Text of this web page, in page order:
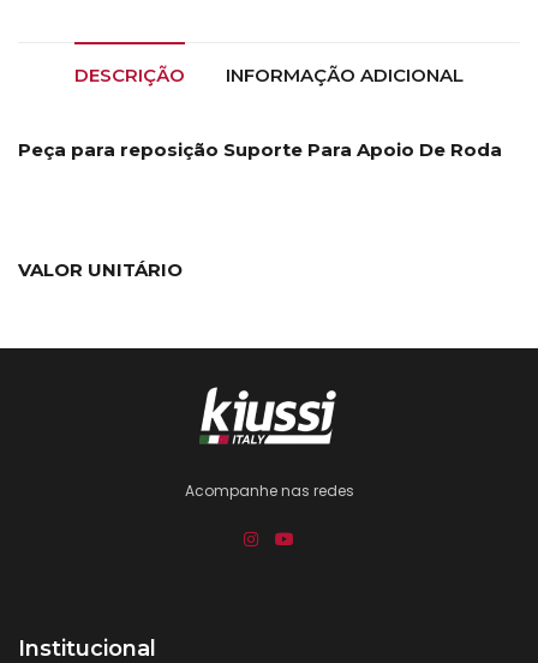
DESCRIÇÃO INFORMAÇÃO ADICIONAL
Peça para reposição Suporte Para Apoio De Roda
VALOR UNITÁRIO
Acompanhe nas redes
Institucional